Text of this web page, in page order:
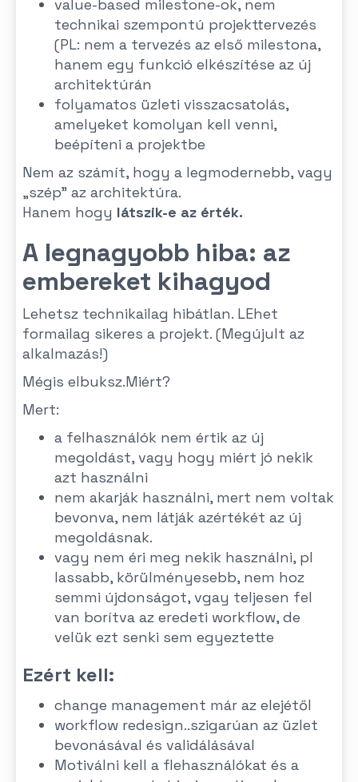
value-based milestone-ok, nem
technikai szempontú projekttervezés
(PL: nem a tervezés az első milestona,
hanem egy funkció elkészítése az új
architektúrán
folyamatos üzleti visszacsatolás,
amelyeket komolyan kell venni,
beépíteni a projektbe
Nem az számít, hogy a legmodernebb, vagy
„szép” az architektúra.
Hanem hogy látszik-e az érték.
A legnagyobb hiba: az
embereket kihagyod
Lehetsz technikailag hibátlan. LEhet
formailag sikeres a projekt. (Megújult az
alkalmazás!)
Mégis elbuksz.Miért?
Mert:
a felhasználók nem értik az új
megoldást, vagy hogy miért jó nekik
azt használni
nem akarják használni, mert nem voltak
bevonva, nem látják azértékét az új
megoldásnak.
vagy nem éri meg nekik használni, pl
lassabb, körülményesebb, nem hoz
semmi újdonságot, vgay teljesen fel
van borítva az eredeti workflow, de
velük ezt senki sem egyeztette
Ezért kell:
change management már az elejétől
workflow redesign..szigarúan az üzlet
bevonásával és validálásával
Motiválni kell a flehasználókat és a